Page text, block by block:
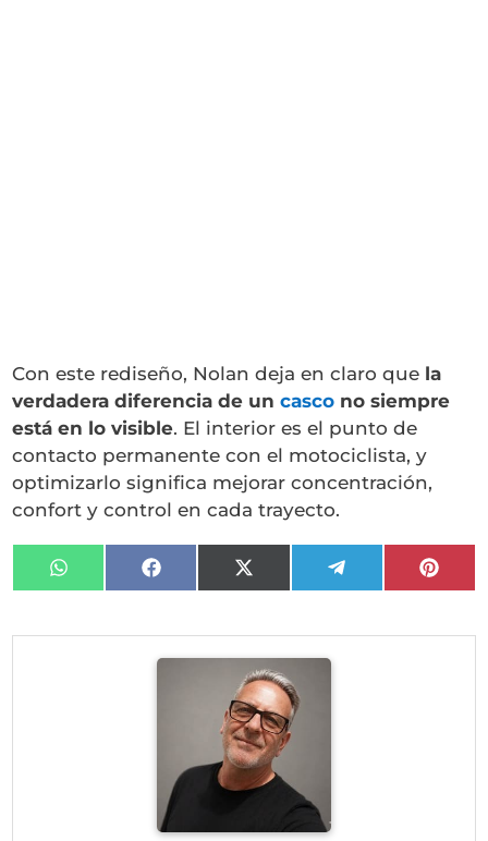
Con este rediseño, Nolan deja en claro que la
verdadera diferencia de uncasco no siempre
está en lo visible. El interior es el punto de
contacto permanente con el motociclista, y
optimizarlo significa mejorar concentración,
confort y control en cada trayecto.
Compartir
en
Compartir
en
Compartir
en
(Twitter)
Compartir
en
en